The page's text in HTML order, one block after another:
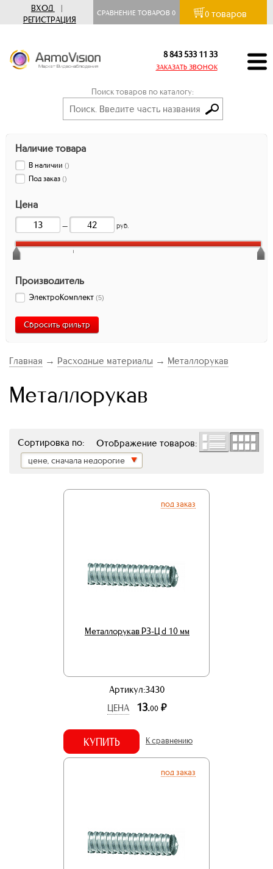
ВХОД
|
РЕГИСТРАЦИЯ
СРАВНЕНИЕ ТОВАРОВ0 0 товаров
8 843 533 11 33
ЗАКАЗАТЬ ЗВОНОК
Поиск товаров по каталогу:
Наличие товара
В наличии ()
Под заказ ()
Цена
— руб.
Производитель
ЭлектроКомплект (5)
Сбросить фильтр
Главная → Расходные материалы → Металлорукав
Металлорукав
Отображение товаров:
Сортировка по:
цене, сначала недорогие
под заказ
Металлорукав РЗ-Ц d 10 мм
Артикул:3430
ЦЕНА
13.00 р.
КУПИТЬ К сравнению
под заказ